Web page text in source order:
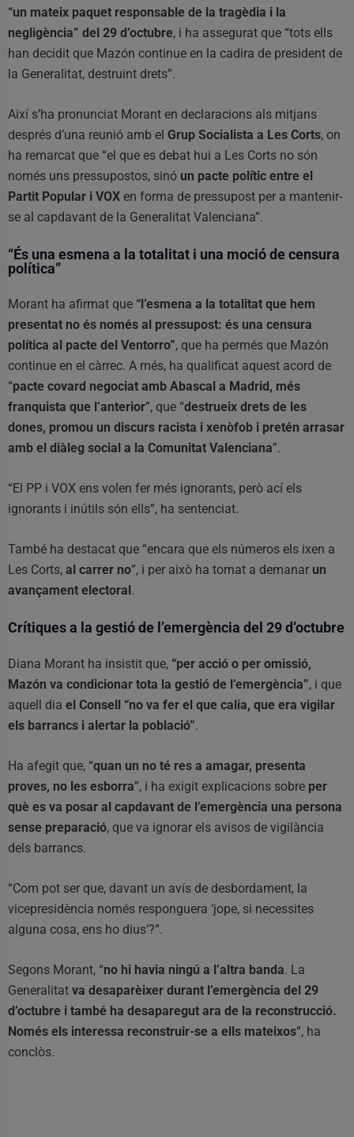
“un mateix paquet responsable de la tragèdia i la
negligència” del 29 d’octubre, i ha assegurat que “tots ells
han decidit que Mazón continue en la cadira de president de
la Generalitat, destruint drets”.
Així s’ha pronunciat Morant en declaracions als mitjans
després d’una reunió amb el Grup Socialista a Les Corts, on
ha remarcat que “el que es debat hui a Les Corts no són
només uns pressupostos, sinó un pacte polític entre el
Partit Popular i VOX en forma de pressupost per a mantenir-
se al capdavant de la Generalitat Valenciana”.
“És una esmena a la totalitat i una moció de censura
política”
Morant ha afirmat que “l’esmena a la totalitat que hem
presentat no és només al pressupost: és una censura
política al pacte del Ventorro”, que ha permés que Mazón
continue en el càrrec. A més, ha qualificat aquest acord de
“pacte covard negociat amb Abascal a Madrid, més
franquista que l’anterior”, que “destrueix drets de les
dones, promou un discurs racista i xenòfob i pretén arrasar
amb el diàleg social a la Comunitat Valenciana”.
“El PP i VOX ens volen fer més ignorants, però ací els
ignorants i inútils són ells”, ha sentenciat.
També ha destacat que “encara que els números els ixen a
Les Corts, al carrer no”, i per això ha tornat a demanar un
avançament electoral .
Crítiques a la gestió de l’emergència del 29 d’octubre
Diana Morant ha insistit que, “per acció o per omissió,
Mazón va condicionar tota la gestió de l’emergència”, i que
aquell dia el Consell “no va fer el que calia, que era vigilar
els barrancs i alertar la població”.
Ha afegit que, “quan un no té res a amagar, presenta
proves, no les esborra”, i ha exigit explicacions sobre per
què es va posar al capdavant de l’emergència una persona
sense preparació, que va ignorar els avisos de vigilància
dels barrancs.
“Com pot ser que, davant un avís de desbordament, la
vicepresidència només responguera ‘jope, si necessites
alguna cosa, ens ho dius’?”.
Segons Morant, “no hi havia ningú a l’altra banda. La
Generalitat va desaparèixer durant l’emergència del 29
d’octubre i també ha desaparegut ara de la reconstrucció.
Només els interessa reconstruir-se a ells mateixos”, ha
conclòs.